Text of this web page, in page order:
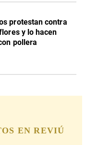
protestan contra
y lo hacen
pollera